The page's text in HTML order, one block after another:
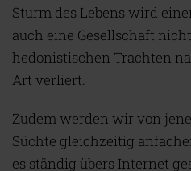
Sturm des Lebens wird
auch eine Gesellschaft
hedonistischen Trachten
Art verliert.
Zudem werden wir von
Süchte gleichzeitig
es ständig übers Internet